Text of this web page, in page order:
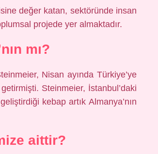
değer katan, sektöründe insan
projede yer almaktadır.
mı?
Nisan ayında Türkiye’ye
getirmişti. Steinmeier, İstanbul’daki
kebap artık Almanya’nın
aittir?